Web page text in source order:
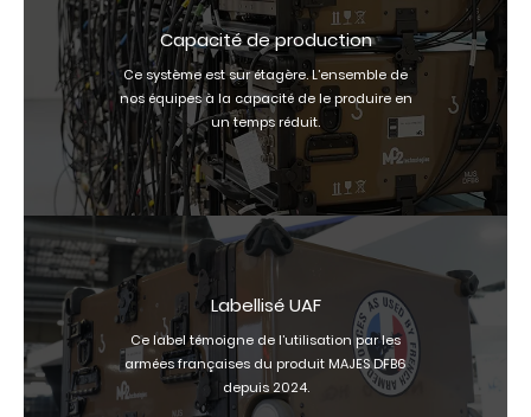
Capacité de production
Ce système est sur étagère. L’ensemble de
nos équipes à la capacité de le produire en
un temps réduit.
Labellisé UAF
Ce label témoigne de l’utilisation par les
armées françaises du produit MAJES DFB6
depuis 2024.